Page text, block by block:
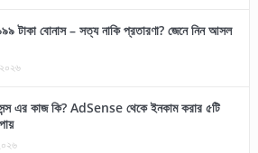
টাকা বোনাস – সত্য নাকি প্রতারণা? জেনে নিন আসল
এর কাজ কি? AdSense থেকে ইনকাম করার ৫টি